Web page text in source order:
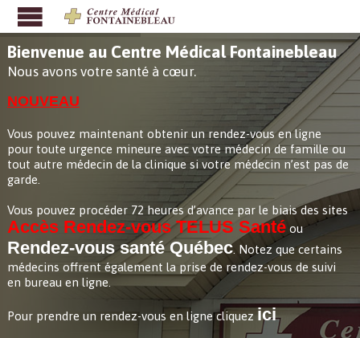
NOUVEAU
Vous pouvez maintenant obtenir un rendez-vous en ligne
pour toute urgence mineure avec votre médecin de famille ou
tout autre médecin de la clinique si votre médecin n’est pas de
garde.
Accès Rendez-vous TELUS Santé
Rendez-vous santé Québec Notez que certains
médecins offrent également la prise de rendez-vous de suivi
en bureau en ligne.
ici